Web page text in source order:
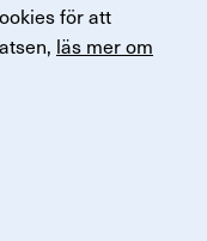
Kontakta oss
för att
läs mer om